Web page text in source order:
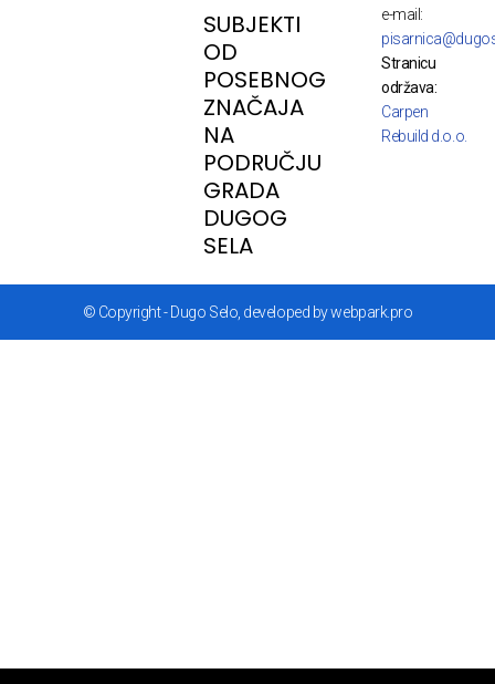
SUBJEKTI
OD
POSEBNOG
ZNAČAJA
NA
PODRUČJU
GRADA
DUGOG
SELA
e-mail:
Stranicu
održava:
Carpen
Rebuild d.o.o.
© Copyright - Dugo Selo, developed by webpark.pro